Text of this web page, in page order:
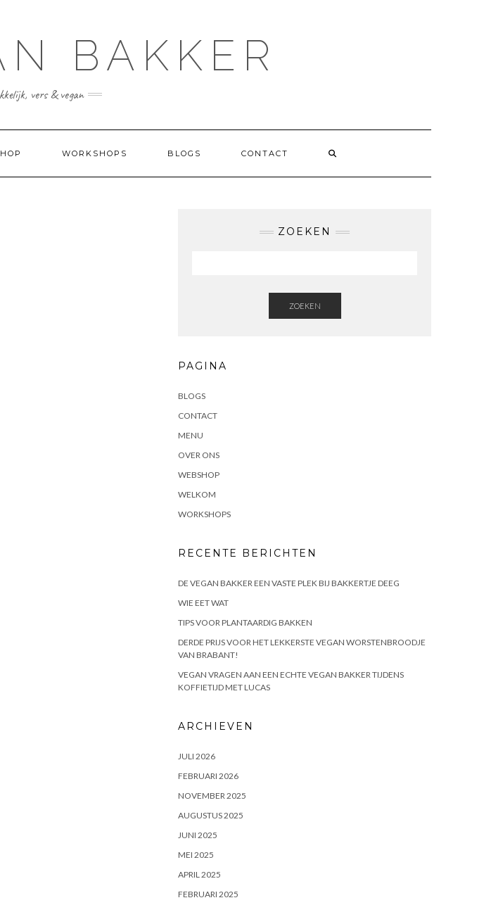
BAKKER
vers & vegan
WORKSHOPS BLOGS CONTACT
ZOEKEN
ZOEKEN
PAGINA
BLOGS
CONTACT
MENU
OVER ONS
WEBSHOP
WELKOM
WORKSHOPS
RECENTE BERICHTEN
DE VEGAN BAKKER EEN VASTE PLEK BIJ BAKKERTJE DEEG
WIE EET WAT
TIPS VOOR PLANTAARDIG BAKKEN
DERDE PRIJS VOOR HET LEKKERSTE VEGAN WORSTENBROODJE
VAN BRABANT!
VEGAN VRAGEN AAN EEN ECHTE VEGAN BAKKER TIJDENS
KOFFIETIJD MET LUCAS
ARCHIEVEN
JULI 2026
FEBRUARI 2026
NOVEMBER 2025
AUGUSTUS 2025
JUNI 2025
MEI 2025
APRIL 2025
FEBRUARI 2025